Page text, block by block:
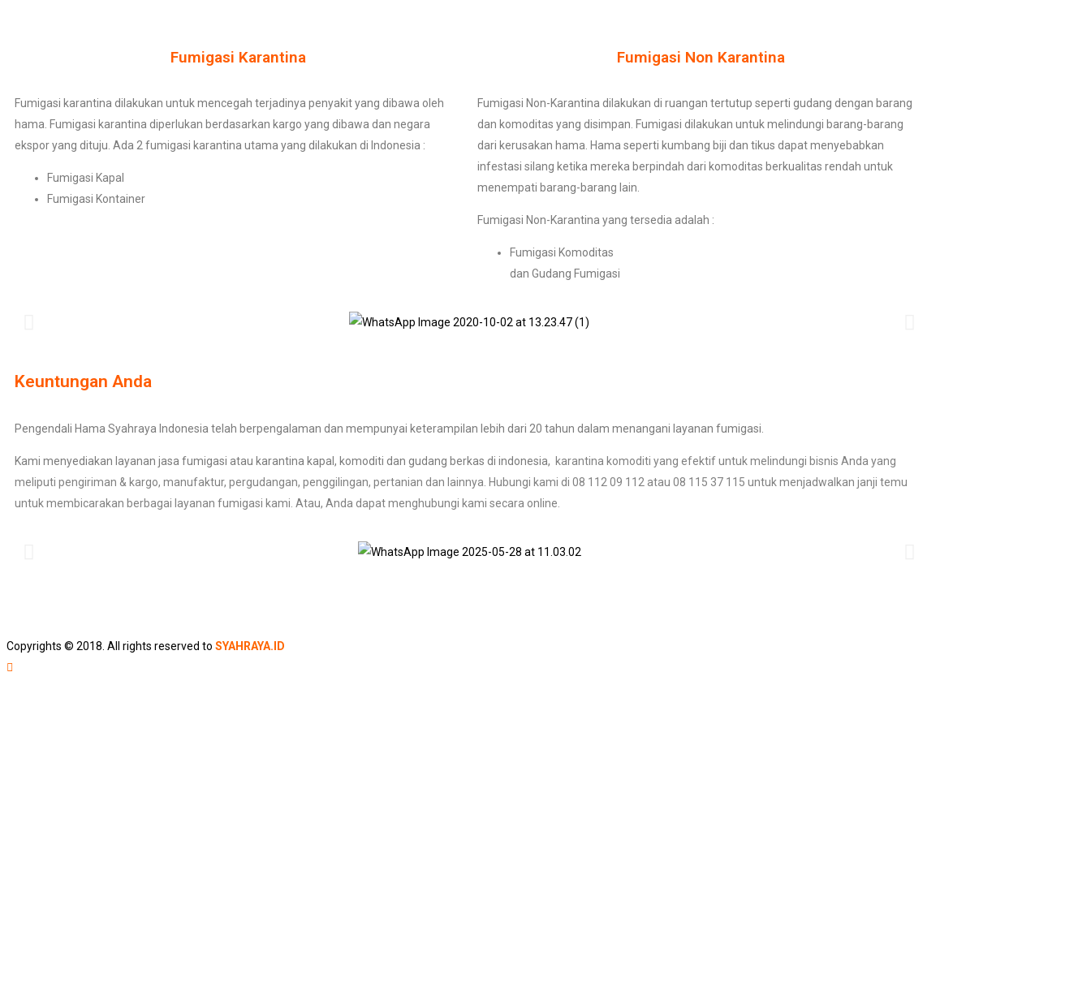
Fumigasi Karantina
Fumigasi karantina dilakukan untuk mencegah terjadinya penyakit yang dibawa oleh
hama. Fumigasi karantina diperlukan berdasarkan kargo yang dibawa dan negara
ekspor yang dituju. Ada 2 fumigasi karantina utama yang dilakukan di Indonesia :
Fumigasi Kapal
Fumigasi Kontainer
Fumigasi Non Karantina
Fumigasi Non-Karantina dilakukan di ruangan tertutup seperti gudang dengan barang
dan komoditas yang disimpan. Fumigasi dilakukan untuk melindungi barang-barang
dari kerusakan hama. Hama seperti kumbang biji dan tikus dapat menyebabkan
infestasi silang ketika mereka berpindah dari komoditas berkualitas rendah untuk
menempati barang-barang lain.
Fumigasi Non-Karantina yang tersedia adalah :
Fumigasi Komoditas
dan Gudang Fumigasi
Keuntungan Anda
Pengendali Hama Syahraya Indonesia telah berpengalaman dan mempunyai keterampilan lebih dari 20 tahun dalam menangani layanan fumigasi.
Kami menyediakan layanan jasa fumigasi atau karantina kapal, komoditi dan gudang berkas di indonesia, karantina komoditi yang efektif untuk melindungi bisnis Anda yang
meliputi pengiriman & kargo, manufaktur, pergudangan, penggilingan, pertanian dan lainnya. Hubungi kami di 08 112 09 112 atau 08 115 37 115 untuk menjadwalkan janji temu
untuk membicarakan berbagai layanan fumigasi kami. Atau, Anda dapat menghubungi kami secara online.
Copyrights © 2018. All rights reserved to SYAHRAYA.ID